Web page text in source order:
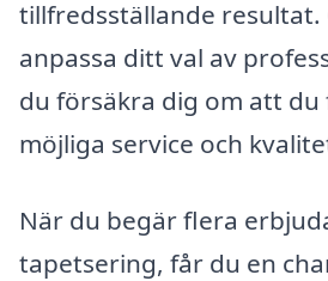
tillfredsställande resultat.
anpassa ditt val av
du försäkra dig om att du
möjliga service och
När du begär flera
tapetsering, får du en